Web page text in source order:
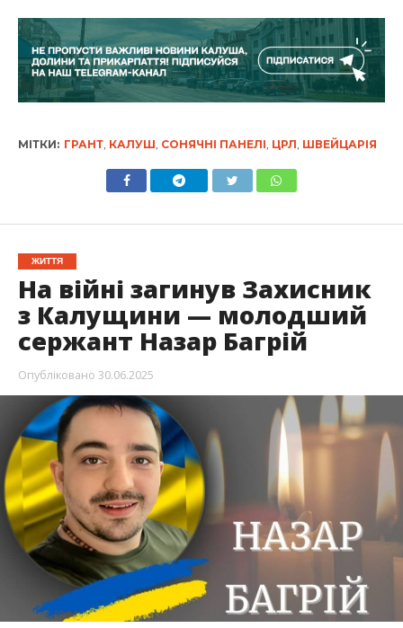
МІТКИ: ГРАНТ, КАЛУШ СОНЯЧНІ ПАНЕЛІ ЦРЛ ШВЕЙЦАРІЯ
ЖИТТЯ
На війні загинув Захисник
з Калущини — молодший
сержант Назар Багрій
Опубліковано 30.06.2025